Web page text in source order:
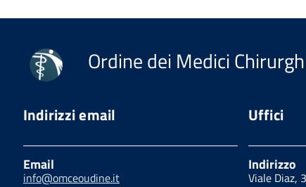
Ordine dei Medici
Indirizzi email
Email
info@omceoudine.it
Uffici
Indirizzo
Viale Diaz,